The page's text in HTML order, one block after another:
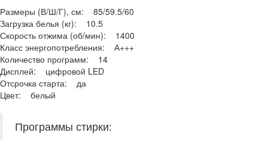
Размеры (В/Ш/Г), см: 85/59.5/60
Загрузка белья (кг): 10.5
Скорость отжима (об/мин): 1400
Класс энергопотребления: А+++
Количество программ: 14
Дисплей: цифровой LED
Отсрочка старта: да
Цвет: белый
Программы стирки: